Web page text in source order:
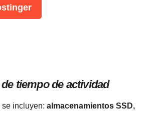
tiempo de actividad
incluyen: almacenamientos SSD,